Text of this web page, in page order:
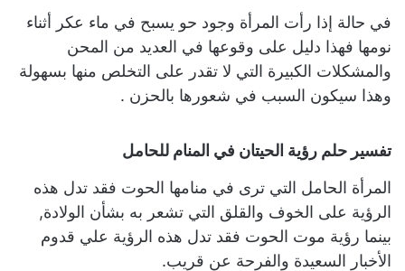
في حالة إذا رأت المرأة وجود حو يسبح في ماء عكر أثناء
نومها فهذا دليل على وقوعها في العديد من المحن
والمشكلات الكبيرة التي لا تقدر على التخلص منها بسهولة
وهذا سيكون السبب في شعورها بالحزن .
تفسير حلم رؤية الحيتان في المنام للحامل
المرأة الحامل التي ترى في منامها الحوت فقد تدل هذه
الرؤية على الخوف والقلق التي تشعر به بشأن الولادة,
بينما رؤية موت الحوت فقد تدل هذه الرؤية علي قدوم
الأخبار السعيدة والفرحة عن قريب.